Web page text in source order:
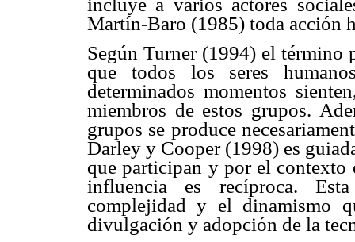
Martín-Baro (1985) toda acción
Según Turner (1994) el término
que todos los seres
determinados momentos
miembros de estos grupos.
grupos se produce
Darley y Cooper (1998) es
que participan y por el contexto
influencia es recíproca.
complejidad y el dinamismo
divulgación y adopción de la